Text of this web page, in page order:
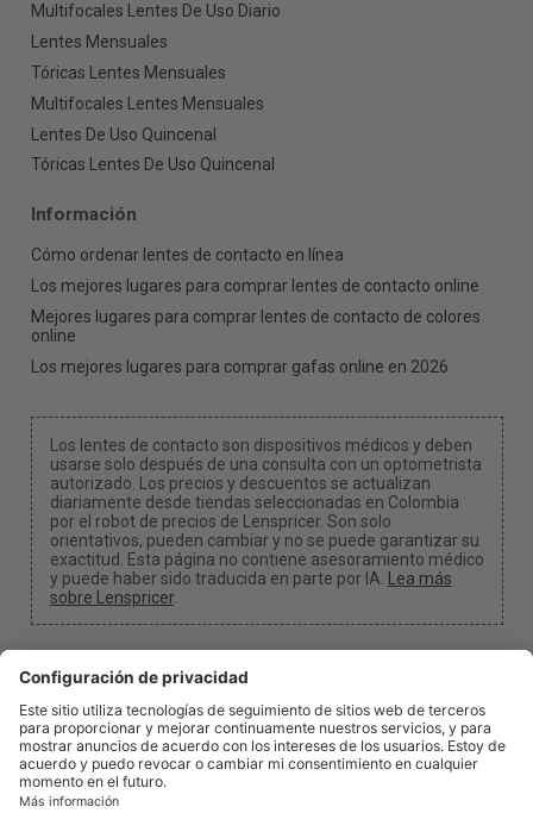
Multifocales Lentes De Uso Diario
Lentes Mensuales
Tóricas Lentes Mensuales
Multifocales Lentes Mensuales
Lentes De Uso Quincenal
Tóricas Lentes De Uso Quincenal
Información
Cómo ordenar lentes de contacto en línea
Los mejores lugares para comprar lentes de contacto online
Mejores lugares para comprar lentes de contacto de colores
online
Los mejores lugares para comprar gafas online en 2026
Los lentes de contacto son dispositivos médicos y deben
usarse solo después de una consulta con un optometrista
autorizado. Los precios y descuentos se actualizan
diariamente desde tiendas seleccionadas en Colombia
por el robot de precios de Lenspricer. Son solo
orientativos, pueden cambiar y no se puede garantizar su
exactitud. Esta página no contiene asesoramiento médico
y puede haber sido traducida en parte por IA. Lea más
sobre Lenspricer.
Configuración de cookies
Podemos recibir una comisión si usas uno de nuestros